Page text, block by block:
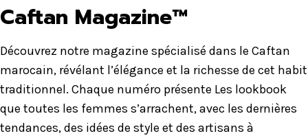
Caftan Magazine™
Découvrez notre magazine spécialisé dans le Caftan
marocain, révélant l’élégance et la richesse de cet habit
traditionnel. Chaque numéro présente Les lookbook
que toutes les femmes s’arrachent, avec les dernières
tendances, des idées de style et des artisans à